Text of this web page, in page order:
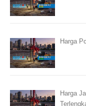
Harga
Harga